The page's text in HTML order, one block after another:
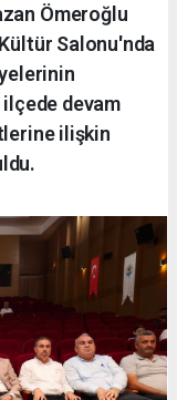
Ömeroğlu
Salonu'nda
ilçede devam
ilişkin